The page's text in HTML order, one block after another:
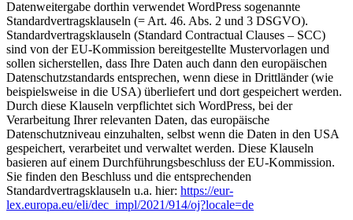
Datenweitergabe dorthin verwendet WordPress sogenannte
Standardvertragsklauseln (= Art. 46. Abs. 2 und 3 DSGVO).
Standardvertragsklauseln (Standard Contractual Clauses – SCC)
sind von der EU-Kommission bereitgestellte Mustervorlagen und
sollen sicherstellen, dass Ihre Daten auch dann den europäischen
Datenschutzstandards entsprechen, wenn diese in Drittländer (wie
beispielsweise in die USA) überliefert und dort gespeichert werden.
Durch diese Klauseln verpflichtet sich WordPress, bei der
Verarbeitung Ihrer relevanten Daten, das europäische
Datenschutzniveau einzuhalten, selbst wenn die Daten in den USA
gespeichert, verarbeitet und verwaltet werden. Diese Klauseln
basieren auf einem Durchführungsbeschluss der EU-Kommission.
Sie finden den Beschluss und die entsprechenden
Standardvertragsklauseln u.a. hier: https://eur-
lex.europa.eu/eli/dec_impl/2021/914/oj?locale=de